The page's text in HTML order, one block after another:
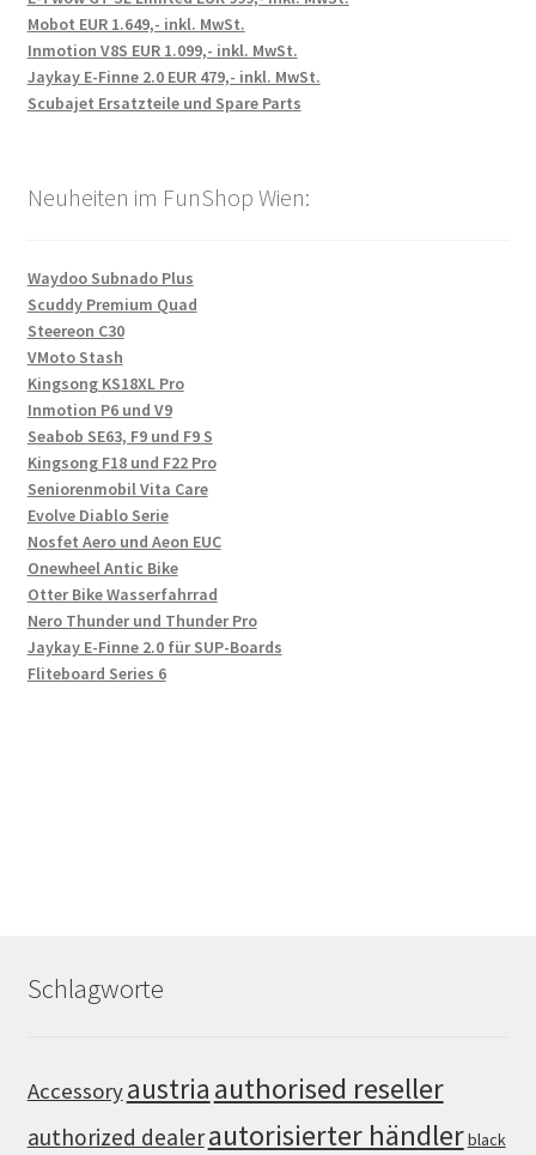
Mobot EUR 1.649,- inkl. MwSt.
Inmotion V8S EUR 1.099,- inkl. MwSt.
Jaykay E-Finne 2.0 EUR 479,- inkl. MwSt.
Scubajet Ersatzteile und Spare Parts
Neuheiten im FunShop Wien:
Waydoo Subnado Plus
Scuddy Premium Quad
Steereon C30
VMoto Stash
Kingsong KS18XL Pro
Inmotion P6 und V9
Seabob SE63, F9 und F9 S
Kingsong F18 und F22 Pro
Seniorenmobil Vita Care
Evolve Diablo Serie
Nosfet Aero und Aeon EUC
Onewheel Antic Bike
Otter Bike Wasserfahrrad
Nero Thunder und Thunder Pro
Jaykay E-Finne 2.0 für SUP-Boards
Fliteboard Series 6
Schlagworte
Accessoryaustria authorised reseller
authorized dealerautorisierter händlerblack